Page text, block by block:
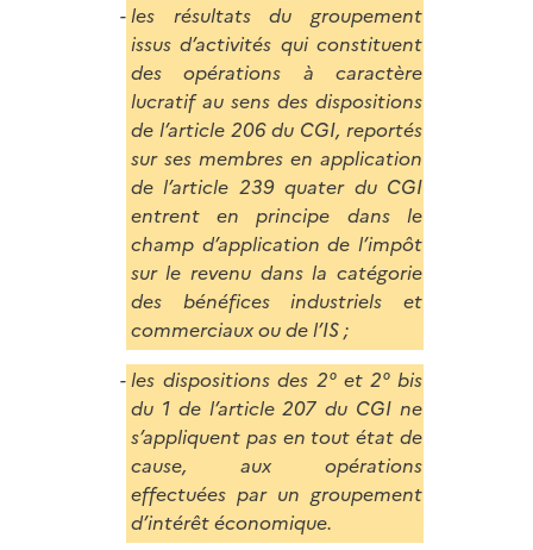
les résultats du groupement
issus d’activités qui constituent
des opérations à caractère
lucratif au sens des dispositions
de l’article 206 du CGI, reportés
sur ses membres en application
de l’article 239 quater du CGI
entrent en principe dans le
champ d’application de l’impôt
sur le revenu dans la catégorie
des bénéfices industriels et
commerciaux ou de l’IS ;
les dispositions des 2° et 2° bis
du 1 de l’article 207 du CGI ne
s’appliquent pas en tout état de
cause, aux opérations
effectuées par un groupement
d’intérêt économique.